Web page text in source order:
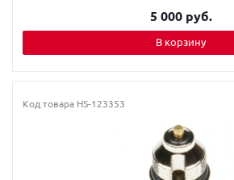
5 000 руб.
В корзину
Код товара HS-123353